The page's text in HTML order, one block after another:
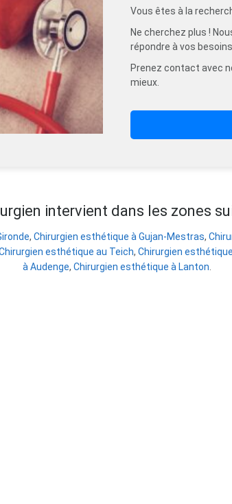
Vous êtes à la
Ne cherchez plus !
répondre à vos
Prenez contact avec
mieux.
intervient dans les zones
, Chirurgien esthétique à Gujan-Mestras,
esthétique au Teich, Chirurgien
à Audenge, Chirurgien esthétique à Lanton.